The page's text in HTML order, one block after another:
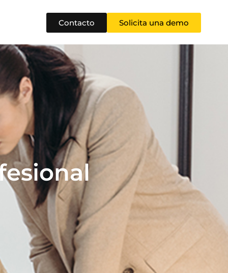
Contacto Solicita una demo